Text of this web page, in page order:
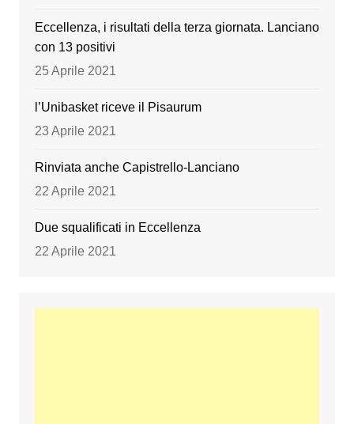
Eccellenza, i risultati della terza giornata. Lanciano
con 13 positivi
25 Aprile 2021
l’Unibasket riceve il Pisaurum
23 Aprile 2021
Rinviata anche Capistrello-Lanciano
22 Aprile 2021
Due squalificati in Eccellenza
22 Aprile 2021